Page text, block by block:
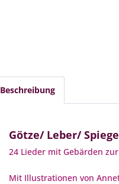
Beschreibung
Götze/ Leber/
24 Lieder mit Gebärden
Mit Illustrationen von